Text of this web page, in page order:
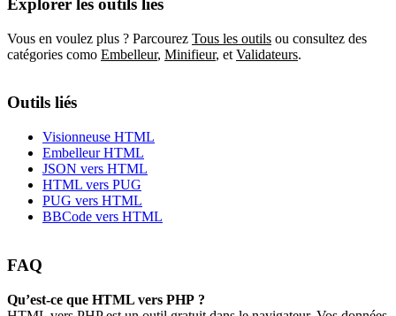
Explorer les outils liés
Vous en voulez plus ? Parcourez Tous les outils ou consultez des
catégories como Embelleur, Minifieur, et Validateurs.
Outils liés
Visionneuse HTML
Embelleur HTML
JSON vers HTML
HTML vers PUG
PUG vers HTML
BBCode vers HTML
FAQ
Qu’est‑ce que HTML vers PHP ?